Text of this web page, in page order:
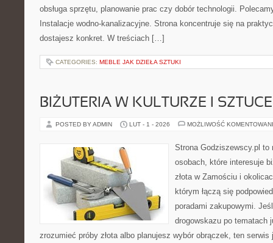
obsługa sprzętu, planowanie prac czy dobór technologii.
Instalacje wodno-kanalizacyjne. Strona koncentruje się na
dostajesz konkret. W treściach […]
CATEGORIES: MEBLE JAK DZIEŁA SZTUKI
BIŻUTERIA W KULTURZE I SZTUCE
POSTED BY ADMIN LUT - 1 - 2026 MOŻLIWOŚĆ
Strona Godziszewscy.pl
osobach, które interesuje
złota w Zamościu i
którym łączą się
poradami zakupowymi.
drogowskazu po tematach
zrozumieć próby złota albo planujesz wybór obrączek, ten